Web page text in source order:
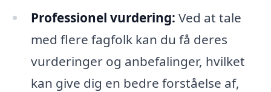
Professionel vurdering: Ved at tale
med flere fagfolk kan du få deres
vurderinger og anbefalinger, hvilket
kan give dig en bedre forståelse af,